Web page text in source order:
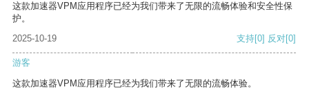
这款加速器VPM应用程序已经为我们带来了无限的流畅体验和安全性保
护。
2025-10-19
支持[0] 反对[0]
游客
这款加速器VPM应用程序已经为我们带来了无限的流畅体验。